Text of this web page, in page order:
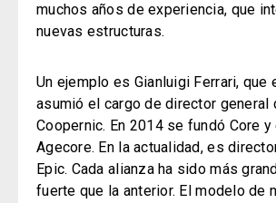
muchos años de experiencia, que
nuevas estructuras.
Un ejemplo es Gianluigi Ferrari, que
asumió el cargo de director general
Coopernic. En 2014 se fundó Core y
Agecore. En la actualidad, es
Epic. Cada alianza ha sido más
fuerte que la anterior. El modelo de